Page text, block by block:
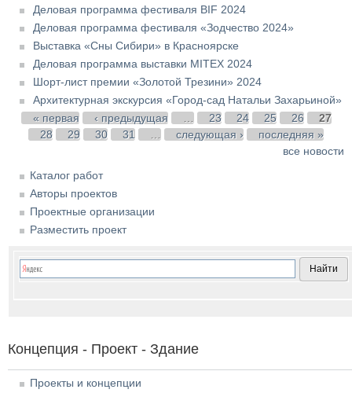
Деловая программа фестиваля BIF 2024
Деловая программа фестиваля «Зодчество 2024»
Выставка «Сны Сибири» в Красноярске
Деловая программа выставки MITEX 2024
Шорт-лист премии «Золотой Трезини» 2024
Архитектурная экскурсия «Город-сад Натальи Захарьиной»
Страницы
« первая ‹ предыдущая 23 24 25 26
27
28
29 30 31 следующая ›
последняя »
все новости
Каталог работ
Авторы проектов
Проектные организации
Разместить проект
Концепция - Проект - Здание
Проекты и концепции